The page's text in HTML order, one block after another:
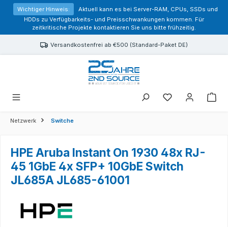
springen
Wichtiger Hinweis:
Aktuell kann es bei Server-RAM, CPUs, SSDs und
HDDs zu Verfügbarkeits- und Preisschwankungen kommen. Für
zeitkritische Projekte kontaktieren Sie uns bitte frühzeitig.
Versandkostenfrei ab €500 (Standard-Paket DE)
Sie haben 0
Netzwerk Switche
HPE Aruba Instant On 1930 48x RJ-
45 1GbE 4x SFP+ 10GbE Switch
JL685A JL685-61001